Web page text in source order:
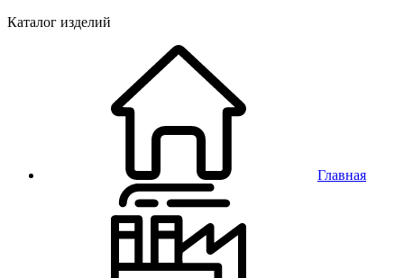
Каталог изделий
Главная